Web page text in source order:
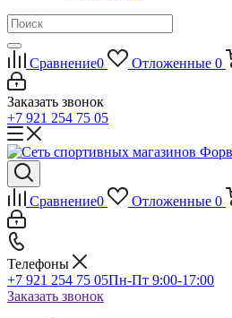
Сравнение0 Отложенные 0
Заказать звонок
+7 921 254 75 05
Сравнение0 Отложенные 0
Телефоны
+7 921 254 75 05Пн-Пт 9:00-17:00
Заказать звонок